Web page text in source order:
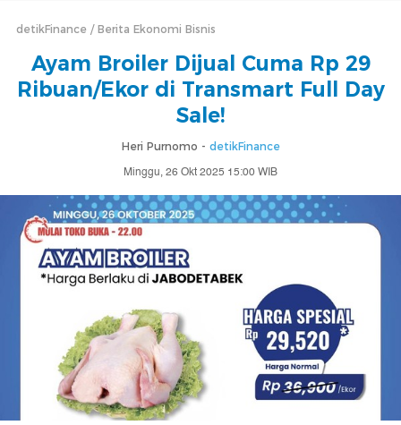
detikFinance Berita Ekonomi Bisnis
Ayam Broiler Dijual Cuma Rp 29
Ribuan/Ekor di Transmart Full Day
Sale!
Heri Purnomo - detikFinance
Minggu, 26 Okt 2025 15:00 WIB